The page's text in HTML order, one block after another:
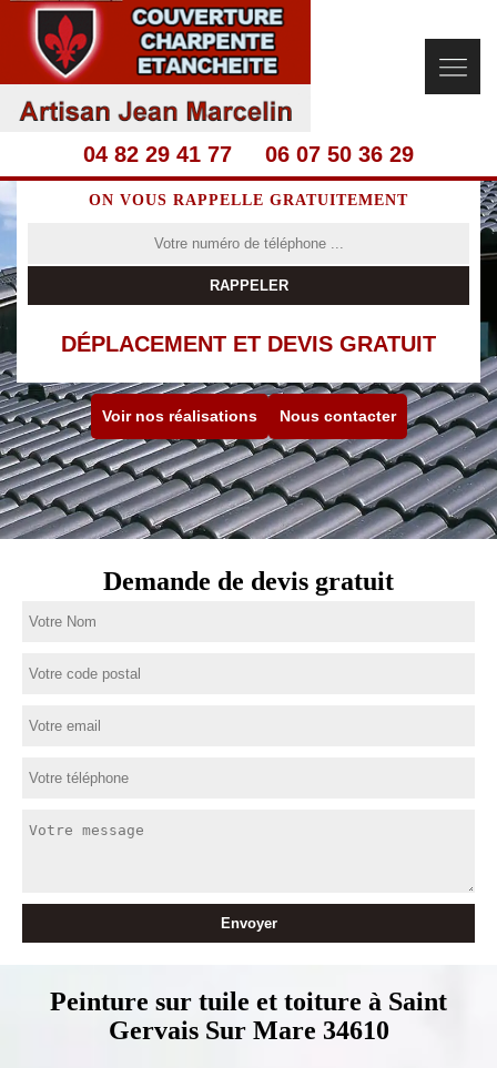
04 82 29 41 77 06 07 50 36 29
ON VOUS RAPPELLE GRATUITEMENT
DÉPLACEMENT ET DEVIS GRATUIT
Voir nos réalisations Nous contacter
Demande de devis gratuit
Peinture sur tuile et toiture à Saint
Gervais Sur Mare 34610